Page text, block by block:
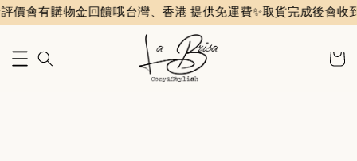
物金回饋哦台灣、香港 提供免運費✨️取貨完成後會收到評價通